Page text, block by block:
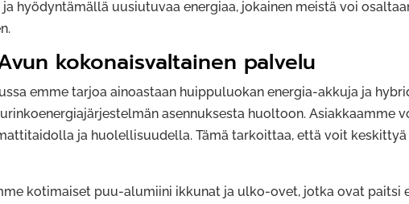
hyödyntämällä uusiutuvaa energiaa, jokainen meistä voi
kokonaisvaltainen palvelu
emme tarjoa ainoastaan huippuluokan energia-akkuja ja
asennuksesta huoltoon.
ja huolellisuudella. Tämä tarkoittaa, että voit
kotimaiset puu-alumiini ikkunat ja ulko-ovet, jotka ovat paitsi